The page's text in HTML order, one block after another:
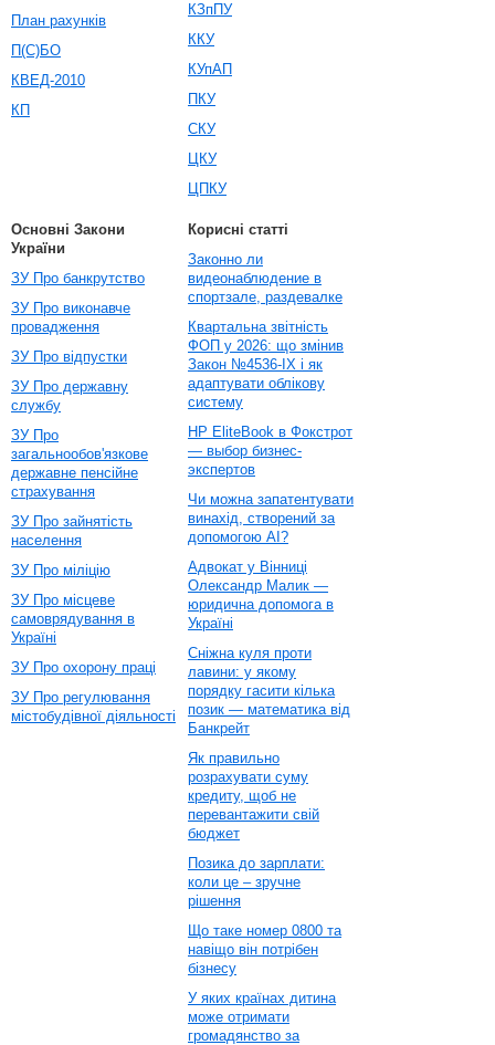
План рахунків
П(С)БО
КВЕД-2010
КП
КЗпПУ
ККУ
КУпАП
ПКУ
СКУ
ЦКУ
ЦПКУ
Основні Закони
України
ЗУ Про банкрутство
ЗУ Про виконавче
провадження
ЗУ Про відпустки
ЗУ Про державну
службу
ЗУ Про
загальнообов'язкове
державне пенсійне
страхування
ЗУ Про зайнятість
населення
ЗУ Про міліцію
ЗУ Про місцеве
самоврядування в
Україні
ЗУ Про охорону праці
ЗУ Про регулювання
містобудівної діяльності
Корисні статті
Законно ли
видеонаблюдение в
спортзале, раздевалке
Квартальна звітність
ФОП у 2026: що змінив
Закон №4536-IX і як
адаптувати облікову
систему
HP EliteBook в Фокстрот
— выбор бизнес-
экспертов
Чи можна запатентувати
винахід, створений за
допомогою AI?
Адвокат у Вінниці
Олександр Малик —
юридична допомога в
Україні
Сніжна куля проти
лавини: у якому
порядку гасити кілька
позик — математика від
Банкрейт
Як правильно
розрахувати суму
кредиту, щоб не
перевантажити свій
бюджет
Позика до зарплати:
коли це – зручне
рішення
Що таке номер 0800 та
навіщо він потрібен
бізнесу
У яких країнах дитина
може отримати
громадянство за